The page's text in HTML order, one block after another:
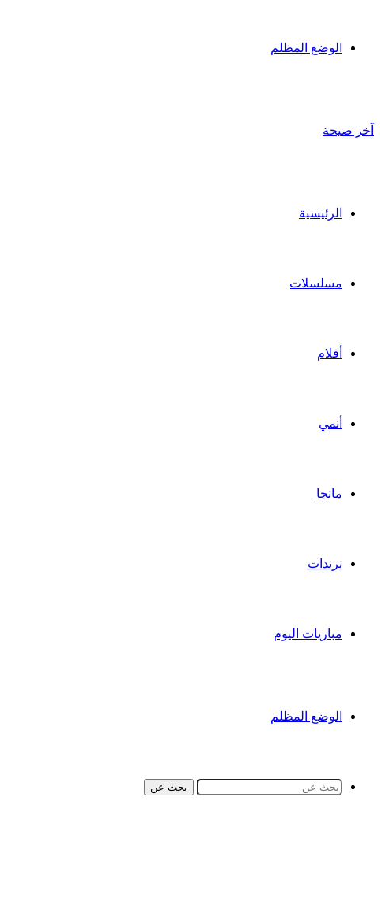
الوضع المظلم
آخر صيحة
الرئيسية
مسلسلات
أفلام
أنمي
مانجا
ترندات
مباريات اليوم
الوضع المظلم
بحث عن